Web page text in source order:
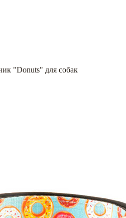
"Donuts" для собак